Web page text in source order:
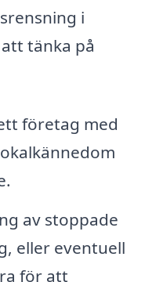
i
tänka på
företag med
av stoppade
eller eventuell
för att